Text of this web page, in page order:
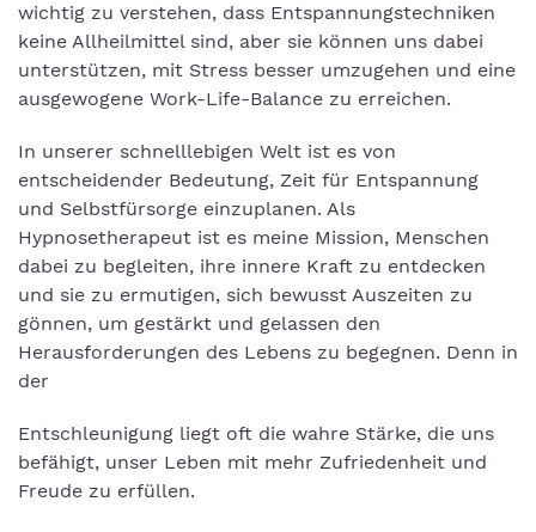
wichtig zu verstehen, dass Entspannungstechniken
keine Allheilmittel sind, aber sie können uns dabei
unterstützen, mit Stress besser umzugehen und eine
ausgewogene Work-Life-Balance zu erreichen.
In unserer schnelllebigen Welt ist es von
entscheidender Bedeutung, Zeit für Entspannung
und Selbstfürsorge einzuplanen. Als
Hypnosetherapeut ist es meine Mission, Menschen
dabei zu begleiten, ihre innere Kraft zu entdecken
und sie zu ermutigen, sich bewusst Auszeiten zu
gönnen, um gestärkt und gelassen den
Herausforderungen des Lebens zu begegnen. Denn in
der
Entschleunigung liegt oft die wahre Stärke, die uns
befähigt, unser Leben mit mehr Zufriedenheit und
Freude zu erfüllen.